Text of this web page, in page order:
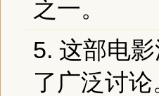
之一。
5. 这部电
了广泛讨论